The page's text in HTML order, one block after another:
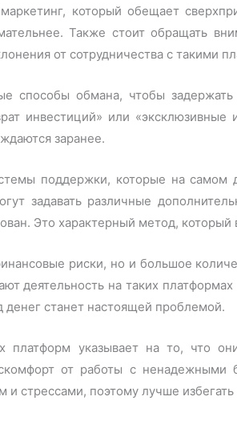
который обещает
Также стоит обращать
от сотрудничества с такими
способы обмана, чтобы
инвестиций» или
заранее.
поддержки, которые на самом
задавать различные
Это характерный метод,
риски, но и большое
деятельность на таких
денег станет настоящей проблемой.
платформ указывает на то, что
от работы с
стрессами, поэтому лучше избегать